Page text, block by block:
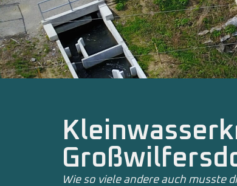
Wie so viele andere auch musste